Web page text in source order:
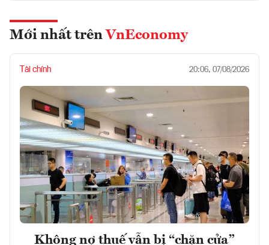
Mới nhất trên VnEconomy
Tài chính 20:06, 07/08/2026
Không nợ thuế vẫn bị “chặn cửa”